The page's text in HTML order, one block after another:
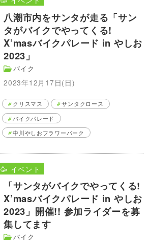
八潮市内をサンタが走る「サン
タがバイクでやってくる!
X’masバイクパレード in やしお
2023」
バイク
2023年12月17日(日)
クリスマス
サンタクロース
バイクパレード
中川やしおフラワーパーク
「サンタがバイクでやってくる!
X’masバイクパレード in やしお
2023」開催!! 参加ライダーを募
集してます
バイク
🥳 イベント